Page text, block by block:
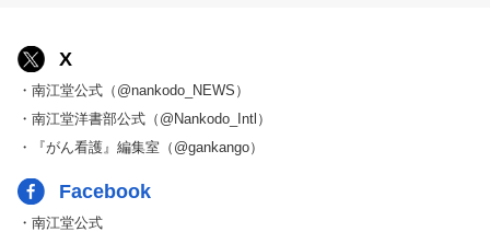
X
・南江堂公式（@nankodo_NEWS）
・南江堂洋書部公式（@Nankodo_Intl）
・『がん看護』編集室（@gankango）
Facebook
・南江堂公式